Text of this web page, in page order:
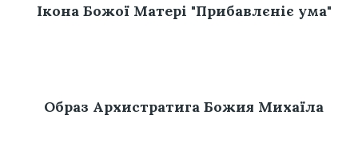
Ікона Божої Матері "Прибавлєніє ума"
Образ Архистратига Божия Михаїла